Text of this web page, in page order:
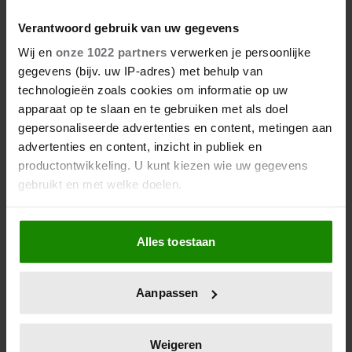
Verantwoord gebruik van uw gegevens
Wij en onze 1022 partners verwerken je persoonlijke
gegevens (bijv. uw IP-adres) met behulp van
technologieën zoals cookies om informatie op uw
apparaat op te slaan en te gebruiken met als doel
gepersonaliseerde advertenties en content, metingen aan
advertenties en content, inzicht in publiek en
productontwikkeling. U kunt kiezen wie uw gegevens
gebruikt en met welke doelen.
Als u het toestaat, willen we ook graag:
Informatie verzamelen over uw geografische
locatie, die tot een paar meter nauwkeurig kan zijn
scannen op specifieke eigenschappen (fingerprinting)
verwerkt en stel uw voorkeuren in het
Alles toestaan
Aanpassen
Weigeren
6 augustus 2026
JAÏR FERWERDA OPENHARTIG
OVER ZIJN JEUGD: “MIJN ZUS
IS MIJN MORELE KOMPAS”
GEZINSUITBREIDING VOOR